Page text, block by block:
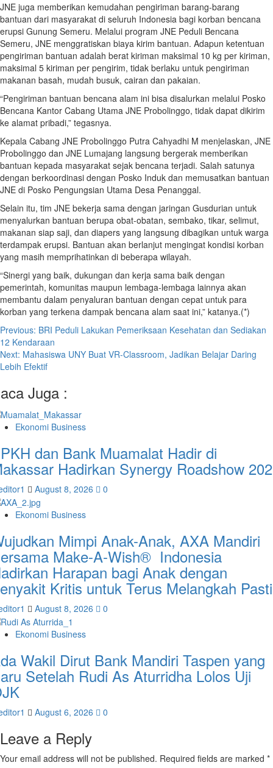
JNE juga memberikan kemudahan pengiriman barang-barang
bantuan dari masyarakat di seluruh Indonesia bagi korban bencana
erupsi Gunung Semeru. Melalui program JNE Peduli Bencana
Semeru, JNE menggratiskan biaya kirim bantuan. Adapun ketentuan
pengiriman bantuan adalah berat kiriman maksimal 10 kg per kiriman,
maksimal 5 kiriman per pengirim, tidak berlaku untuk pengiriman
makanan basah, mudah busuk, cairan dan pakaian.
“Pengiriman bantuan bencana alam ini bisa disalurkan melalui Posko
Bencana Kantor Cabang Utama JNE Probolinggo, tidak dapat dikirim
ke alamat pribadi,” tegasnya.
Kepala Cabang JNE Probolinggo Putra Cahyadhi M menjelaskan, JNE
Probolinggo dan JNE Lumajang langsung bergerak memberikan
bantuan kepada masyarakat sejak bencana terjadi. Salah satunya
dengan berkoordinasi dengan Posko Induk dan memusatkan bantuan
JNE di Posko Pengungsian Utama Desa Penanggal.
Selain itu, tim JNE bekerja sama dengan jaringan Gusdurian untuk
menyalurkan bantuan berupa obat-obatan, sembako, tikar, selimut,
makanan siap saji, dan diapers yang langsung dibagikan untuk warga
terdampak erupsi. Bantuan akan berlanjut mengingat kondisi korban
yang masih memprihatinkan di beberapa wilayah.
“Sinergi yang baik, dukungan dan kerja sama baik dengan
pemerintah, komunitas maupun lembaga-lembaga lainnya akan
membantu dalam penyaluran bantuan dengan cepat untuk para
korban yang terkena dampak bencana alam saat ini,” katanya.(*)
Post
navigation
Previous: BRI Peduli Lakukan Pemeriksaan Kesehatan dan Sediakan
12 Kendaraan
Next: Mahasiswa UNY Buat VR-Classroom, Jadikan Belajar Daring
Lebih Efektif
Juga :
Ekonomi Business
dan Bank Muamalat Hadir di
Hadirkan Synergy Roadshow
August 8, 2026 0
Ekonomi Business
Mimpi Anak-Anak, AXA Mandiri
Make-A-Wish® Indonesia
Harapan bagi Anak dengan
Kritis untuk Terus Melangkah Pasti
August 8, 2026 0
Ekonomi Business
Wakil Dirut Bank Mandiri Taspen yang
Setelah Rudi As Aturridha Lolos Uji
August 6, 2026 0
Leave a Reply
Your email address will not be published. Required fields are marked *